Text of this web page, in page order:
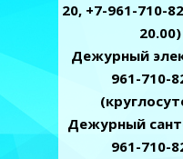
20, +7-961-710-
20.00)
Дежурный
961-710-
Дежурный
961-710-